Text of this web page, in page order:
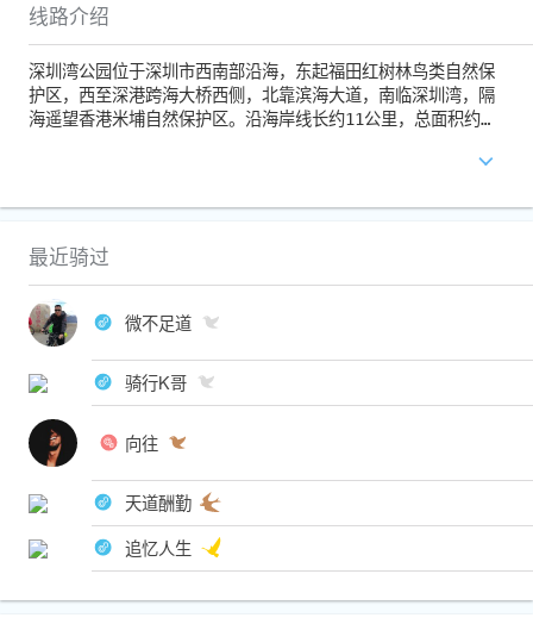
线路介绍
深圳湾公园位于深圳市西南部沿海，东起福田红树林鸟类自然保
护区，西至深港跨海大桥西侧，北靠滨海大道，南临深圳湾，隔
海遥望香港米埔自然保护区。沿海岸线长约11公里，总面积约12
开放的红树林海滨生态公园和建设中的深圳湾滨海休闲带两部分
深圳湾公园依着美丽的滨海大道而建，靠着大海，面朝香港，经
方。每天晚上过来，会发现车多到停车场都停不下，很多汽车都
只是依着马路停靠，也成了这儿另一道风景线。
最近骑过
微不足道
骑行K哥
向往
天道酬勤
追忆人生